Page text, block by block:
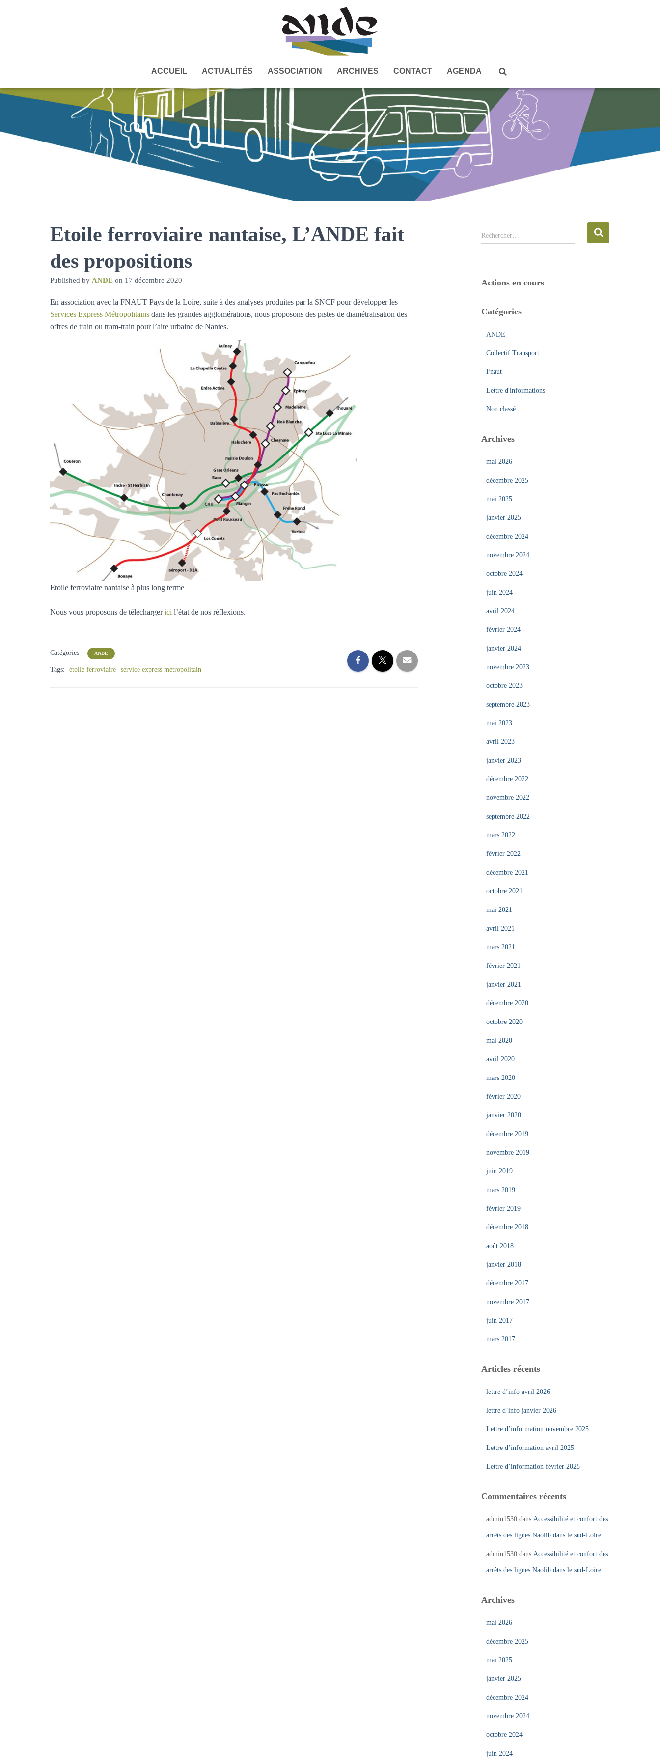
ACCUEIL ACTUALITÉS ASSOCIATION ARCHIVES CONTACT AGENDA
Etoile ferroviaire nantaise, L’ANDE fait
des propositions
Published by ANDE on 17 décembre 2020
En association avec la FNAUT Pays de la Loire, suite à des analyses produites par la SNCF pour développer les
Services Express Métropolitains dans les grandes agglomérations, nous proposons des pistes de diamétralisation des
offres de train ou tram-train pour l’aire urbaine de Nantes.
Etoile ferroviaire nantaise à plus long terme
Nous vous proposons de téléchargerici l’état de nos réflexions.
Catégories : ANDE
Tags: étoile ferroviaire service express métropolitain
e
r
Rechercher…
Actions en cours
Catégories
ANDE
Collectif Transport
Fnaut
Lettre d'informations
Non classé
Archives
mai 2026
décembre 2025
mai 2025
janvier 2025
décembre 2024
novembre 2024
octobre 2024
juin 2024
avril 2024
février 2024
janvier 2024
novembre 2023
octobre 2023
septembre 2023
mai 2023
avril 2023
janvier 2023
décembre 2022
novembre 2022
septembre 2022
mars 2022
février 2022
décembre 2021
octobre 2021
mai 2021
avril 2021
mars 2021
février 2021
janvier 2021
décembre 2020
octobre 2020
mai 2020
avril 2020
mars 2020
février 2020
janvier 2020
décembre 2019
novembre 2019
juin 2019
mars 2019
février 2019
décembre 2018
août 2018
janvier 2018
décembre 2017
novembre 2017
juin 2017
mars 2017
Articles récents
lettre d’info avril 2026
lettre d’info janvier 2026
Lettre d’information novembre 2025
Lettre d’information avril 2025
Lettre d’information février 2025
Commentaires récents
admin1530dans Accessibilité et confort des
arrêts des lignes Naolib dans le sud-Loire
admin1530dans Accessibilité et confort des
arrêts des lignes Naolib dans le sud-Loire
Archives
mai 2026
décembre 2025
mai 2025
janvier 2025
décembre 2024
novembre 2024
octobre 2024
juin 2024